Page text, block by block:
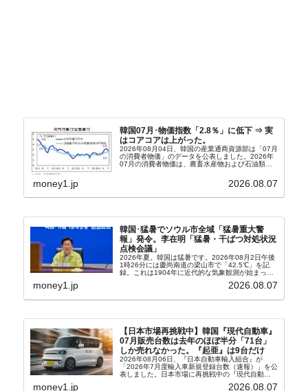
韓国07月･物価指数「2.8％」に低下 ⇒ 実
はコアコアは上がった。
2026年08月04日、韓国の産業通商資源部は「07月
の消費者物価」のデータを公表しました。2026年
07月の消費者物価は、農畜水産物および石油類の
2.8％上昇（06月は3.2％）となり、上昇率は前...
money1.jp 2026.08.07
韓国･猛暑でソウル市全域「猛暑重大警
報」発令。李在明「猛暑・干ばつ対処状況
点検会議」
2026年夏。韓国は猛暑です。2026年08月2日午後
1時26分には慶尚南道の梁山市で「42.5℃」を記
録。これは1904年に近代的な気象観測が始まって
ウル市全域への「猛暑重大警報」が発令され...
money1.jp 2026.08.07
【日本市場再挑戦中】韓国『現代自動車』
07月販売台数は去年のほぼ半分「71台」
しか売れなかった。『起亜』は9台だけ
2026年08月06日、『日本自動車輸入組合』が
「2026年7月度輸入車新規登録台数（速報）」を公
表しました。日本市場に再挑戦中の『現代自動
車』、また日本市場を攻略したい『BYD』の販売
台数はこの中に捉えられているはずです。先月から
money1.jp 2026.08.07